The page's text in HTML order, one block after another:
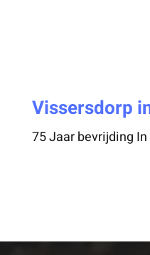
Vissersdorp
75 Jaar bevrijding